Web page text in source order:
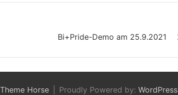
Bi+Pride-Demo am 25.9.2021
Theme Horse Proudly Powered by: WordPress